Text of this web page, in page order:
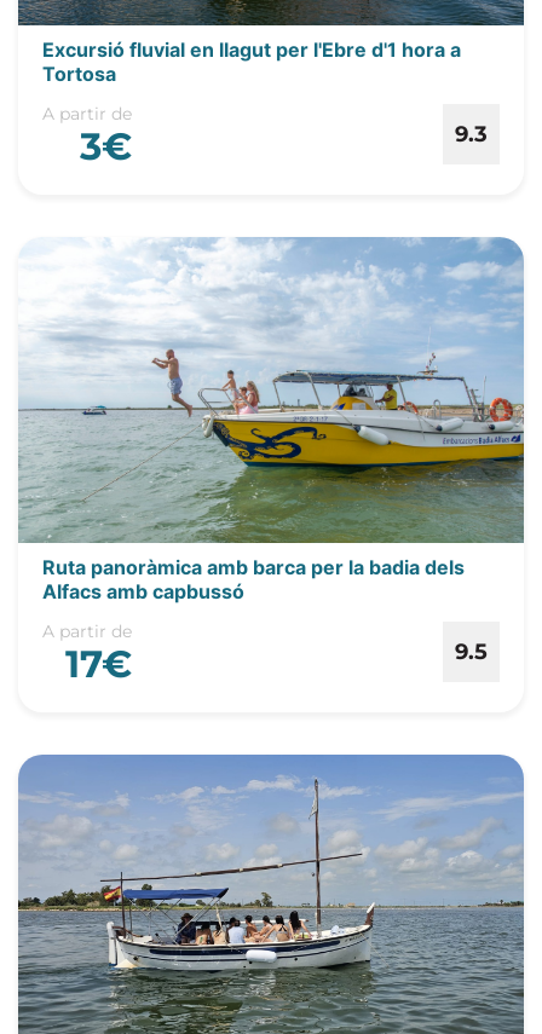
Excursió fluvial en llagut per l'Ebre d'1 hora a
Tortosa
A partir de
3€ 9.3
Ruta panoràmica amb barca per la badia dels
Alfacs amb capbussó
A partir de
17€ 9.5